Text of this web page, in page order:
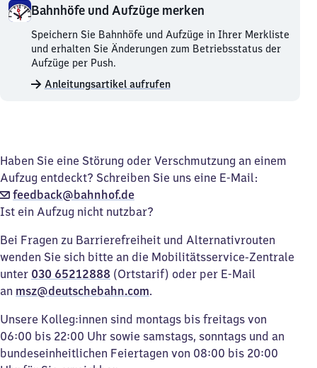
Bahnhöfe und Aufzüge merken
Bahnhöfe
und
Aufzüge
merken.
Speichern Sie Bahnhöfe und Aufzüge in Ihrer Merkliste
und erhalten Sie Änderungen zum Betriebsstatus der
Aufzüge per Push.
Anleitungsartikel aufrufen
Haben Sie eine Störung oder Verschmutzung an einem
Aufzug entdeckt? Schreiben Sie uns eine E-Mail:
feedback@bahnhof.de
Ist ein Aufzug nicht nutzbar?
Bei Fragen zu Barrierefreiheit und Alternativrouten
wenden Sie sich bitte an die Mobilitätsservice-Zentrale
unter 030 65212888 (Ortstarif) oder per E-Mail
an msz@deutschebahn.com.
Unsere Kolleg:innen sind montags bis freitags von
06:00 bis 22:00 Uhr sowie samstags, sonntags und an
bundeseinheitlichen Feiertagen von 08:00 bis 20:00